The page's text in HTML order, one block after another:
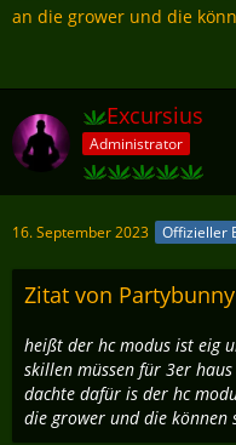
an die grower und die
Excursius
Administrator
16. September 2023 Offizieller
Zitat von Partybunny
heißt der hc modus ist eig
skillen müssen für 3er haus
dachte dafür is der hc
die grower und die können